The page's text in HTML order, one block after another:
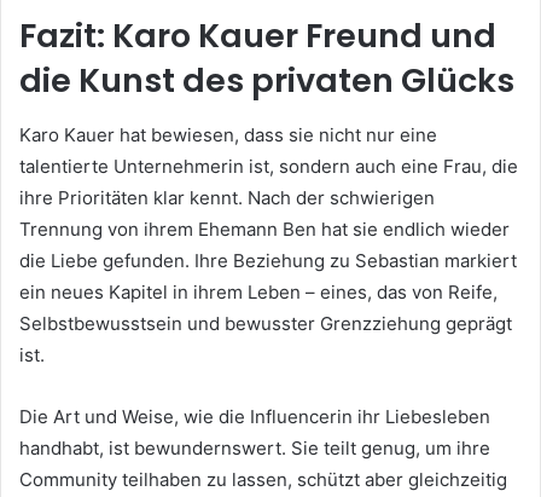
Fazit: Karo Kauer Freund und
die Kunst des privaten Glücks
Karo Kauer hat bewiesen, dass sie nicht nur eine
talentierte Unternehmerin ist, sondern auch eine Frau, die
ihre Prioritäten klar kennt. Nach der schwierigen
Trennung von ihrem Ehemann Ben hat sie endlich wieder
die Liebe gefunden. Ihre Beziehung zu Sebastian markiert
ein neues Kapitel in ihrem Leben – eines, das von Reife,
Selbstbewusstsein und bewusster Grenzziehung geprägt
ist.
Die Art und Weise, wie die Influencerin ihr Liebesleben
handhabt, ist bewundernswert. Sie teilt genug, um ihre
Community teilhaben zu lassen, schützt aber gleichzeitig